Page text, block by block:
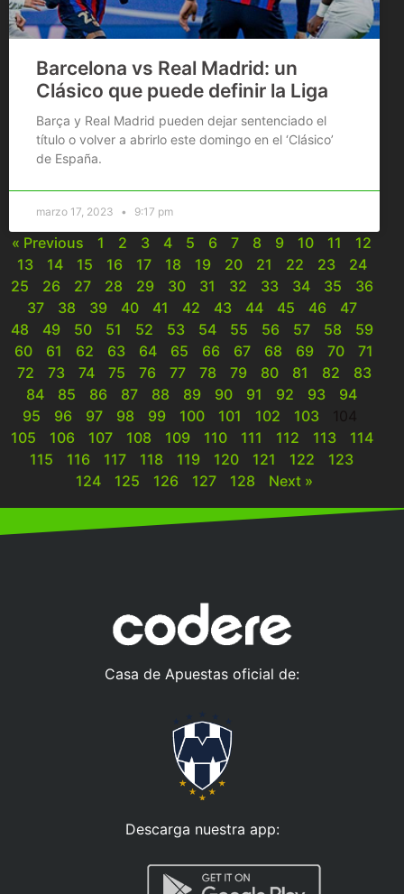
Barcelona vs Real Madrid: un
Clásico que puede definir la Liga
Barça y Real Madrid pueden dejar sentenciado el
título o volver a abrirlo este domingo en el ‘Clásico’
de España.
marzo 17, 2023 9:17 pm
« Previous 1 2 3 4 5 6 7 8 9 10 11
12
13
14 15 16 17 18 19 20 21 22 23
24
25
26 27 28 29 30 31 32 33 34 35
36
37
38 39 40 41 42 43 44 45 46
47
48
49 50 51 52 53 54 55 56 57 58
59
60
61 62 63 64 65 66 67 68 69 70
71
72
73 74 75 76 77 78 79 80 81 82
83
84
85 86 87 88 89 90 91 92 93
94
95
96 97 98 99 100 101 102 103
105
106 107 108 109 110 111 112 113
114
115
116 117 118 119 120 121 122
123
124
125 126 127 128 Next »
Casa de Apuestas oficial de:
Descarga nuestra app: